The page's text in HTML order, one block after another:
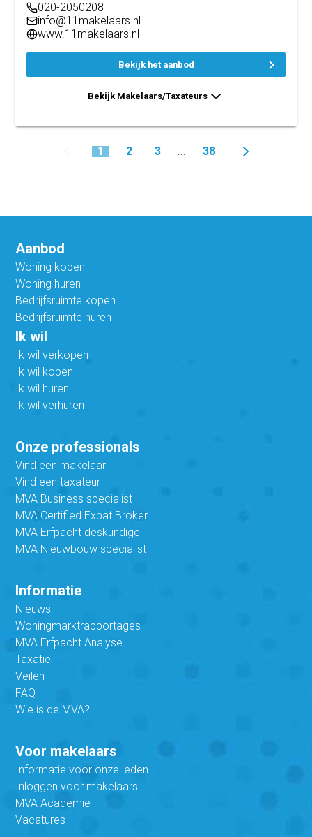
020-2050208
info@11makelaars.nl
www.11makelaars.nl
Bekijk het aanbod
Bekijk Makelaars/Taxateurs
1 2 3 ... 38
Aanbod
Woning kopen
Woning huren
Bedrijfsruimte kopen
Bedrijfsruimte huren
Ik wil
Ik wil verkopen
Ik wil kopen
Ik wil huren
Ik wil verhuren
Onze professionals
Vind een makelaar
Vind een taxateur
MVA Business specialist
MVA Certified Expat Broker
MVA Erfpacht deskundige
MVA Nieuwbouw specialist
Informatie
Nieuws
Woningmarktrapportages
MVA Erfpacht Analyse
Taxatie
Veilen
FAQ
Wie is de MVA?
Voor makelaars
Informatie voor onze leden
Inloggen voor makelaars
MVA Academie
Vacatures